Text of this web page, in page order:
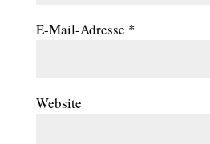
E-Mail-Adresse *
Website